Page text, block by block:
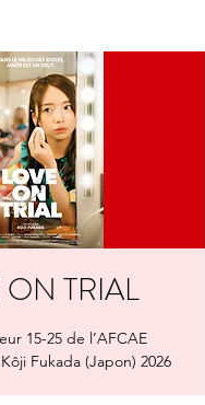
TRIAL
15-25 de l’AFCAE
Fukada (Japon) 2026